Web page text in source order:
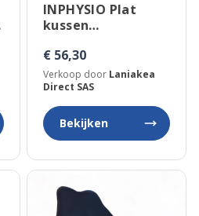
INPHYSIO Plat
kussen
€ 56,30
Verkoop door Laniakea
Direct SAS
Bekijken